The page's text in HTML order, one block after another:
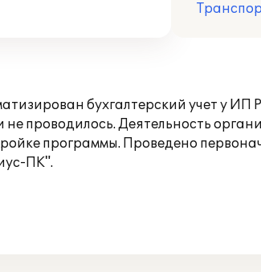
бухгалтерский учет у ИП
проводилось. Деятельность
программы. Проведено
ПК".